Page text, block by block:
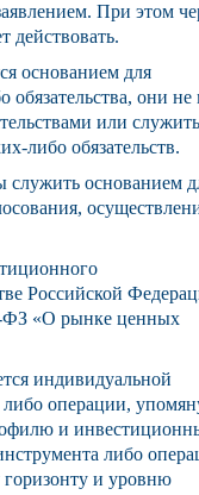
При этом
действовать.
основанием для
они не
или служить
либо обязательств.
служить основанием
Российской
ФЗ «О рынке ценных
индивидуальной
операции,
и
либо
и уровню